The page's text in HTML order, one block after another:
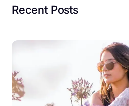
Recent Posts